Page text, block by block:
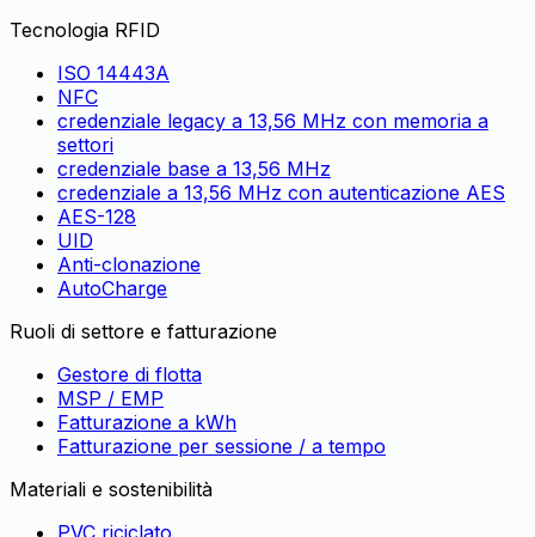
Tecnologia RFID
ISO 14443A
NFC
credenziale legacy a 13,56 MHz con memoria a
settori
credenziale base a 13,56 MHz
credenziale a 13,56 MHz con autenticazione AES
AES-128
UID
Anti-clonazione
AutoCharge
Ruoli di settore e fatturazione
Gestore di flotta
MSP / EMP
Fatturazione a kWh
Fatturazione per sessione / a tempo
Materiali e sostenibilità
PVC riciclato